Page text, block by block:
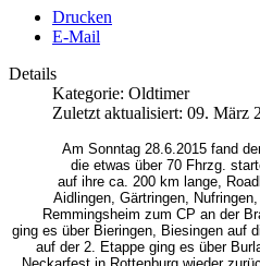
Drucken
E-Mail
Details
Kategorie: Oldtimer
Zuletzt aktualisiert: 09. März
Am Sonntag 28.6.2015 fand
die etwas über 70 Fhrzg.
auf ihre ca. 200 km lange,
Aidlingen, Gärtringen,
Remmingsheim zum CP an der
ging es über Bieringen, Biesingen auf
auf der 2. Etappe ging es über